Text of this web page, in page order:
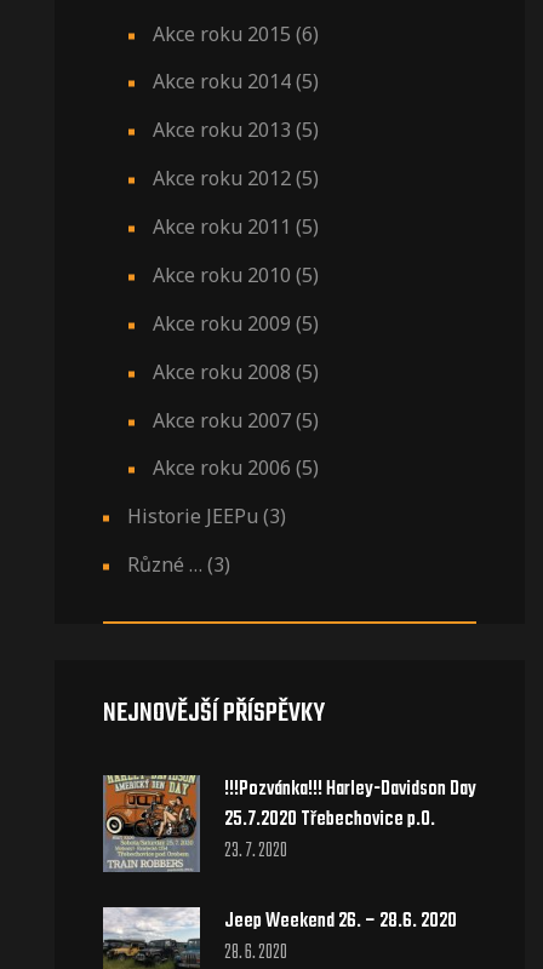
Akce roku 2015 (6)
Akce roku 2014(5)
Akce roku 2013 (5)
Akce roku 2012(5)
Akce roku 2011 (5)
Akce roku 2010 (5)
Akce roku 2009 (5)
Akce roku 2008 (5)
Akce roku 2007(5)
Akce roku 2006 (5)
Historie JEEPu (3)
Různé … (3)
NEJNOVĚJŠÍ PŘÍSPĚVKY
!!!Pozvánka!!! Harley-Davidson Day
25.7.2020 Třebechovice p.O.
23. 7. 2020
Jeep Weekend 26. – 28.6. 2020
28. 6. 2020